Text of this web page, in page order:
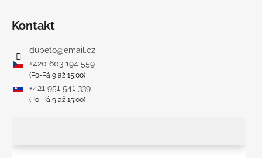
Kontakt
dupeto@email.cz
+420 603 194 559
(Po-Pá 9 až 15:00)
+421 951 541 339
(Po-Pá 9 až 15:00)